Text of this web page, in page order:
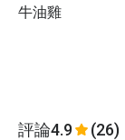
牛油雞
評論4.9 (26)